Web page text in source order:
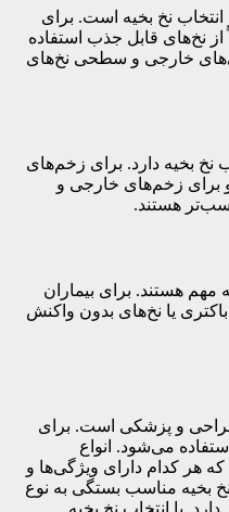
نخ بخیه است. برای
نخ‌های قابل جذب استفاده
خارجی و سطحی نخ‌های
نخ بخیه دارد. برای زخم‌های
برای زخم‌های خارجی و
هستند.
مهم هستند. برای بیماران
یا نخ‌های بدون واکنش
جراحی و پزشکی است. برای
می‌شود. انواع
که هر کدام دارای ویژگی‌ها و
بخیه مناسب بستگی به نوع
با انتخاب نخ بخیه